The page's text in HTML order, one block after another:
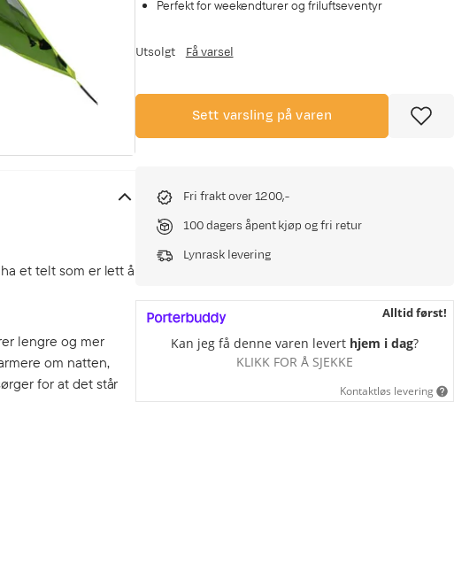
et telt som er lett å
lengre og mer
om natten,
for at det står
Perfekt for weekendturer og friluftseventyr
Utsolgt Få varsel
Sett varsling på varen
Fri frakt over 1200,-
100 dagers åpent kjøp og fri retur
Lynrask levering
Alltid først!
Kan jeg få denne varen levert hjem i dag?
KLIKK FOR Å SJEKKE
Kontaktløs levering